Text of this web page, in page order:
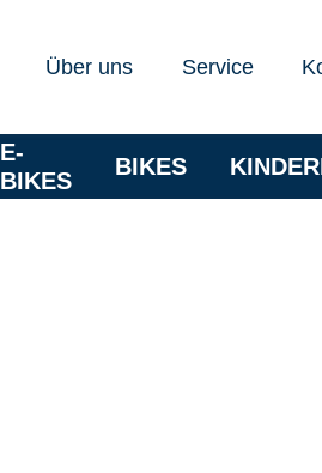
Über uns Service
E-
BIKES
BIKES